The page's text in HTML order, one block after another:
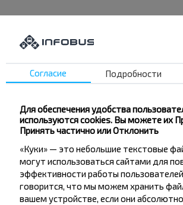
Хотите
путешествовать
Не пропусти специальные акции,
другие интересные предложения
Подпишись на получение новостей
путешествуй с нами дешевле!
Согласие Подробности
Для обеспечения удобства
используются cookies. Вы можете их
Принять частично или Отклонить
«Куки» — это небольшие текстовые
могут использоваться сайтами для
эффективности работы
говорится, что мы можем хранить
вашем устройстве, если они